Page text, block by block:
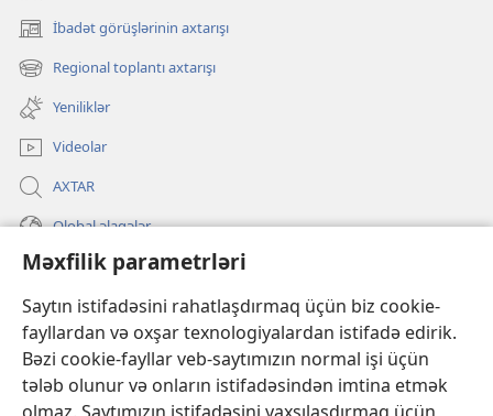
Məxfilik parametrləri
Saytın istifadəsini rahatlaşdırmaq üçün biz cookie-
fayllardan və oxşar texnologiyalardan istifadə edirik.
Bəzi cookie-fayllar veb-saytımızın normal işi üçün
tələb olunur və onların istifadəsindən imtina etmək
İbadət görüşlərinin axtarışı
(yeni
pəncərə
açılır)
Regional toplantı axtarışı
(yeni
pəncərə
açılır)
Yeniliklər
Videolar
AXTAR
Qlobal əlaqələr
KÖMƏK
(yeni
pəncərə
açılır) Gözətçi qülləsinin ONLAYN KİTABXANASI™
(yeni